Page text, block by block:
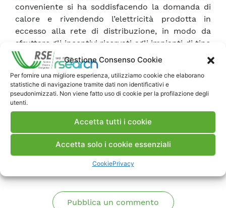
Gestione Consenso Cookie
Per fornire una migliore esperienza, utilizziamo cookie che elaborano
statistiche di navigazione tramite dati non identificativi e
pseudonimizzati. Non viene fatto uso di cookie per la profilazione degli
utenti.
Accetta tutti i cookie
Accetta solo i cookie essenziali
CookiePrivacy
conveniente si ha soddisfacendo la domanda di
calore e rivendendo l’elettricità prodotta in
eccesso alla rete di distribuzione, in modo da
sfruttare gli incentivi riservati agli impianti di tipo
cogenerativo. Anche così comunque un modulo
PEM con le caratteristiche tecniche del P2B
dovrebbe raggiungere un costo vicino ai 1000
€/kW per essere economicamente conveniente.
Scarica Rapporto
Commenti
Pubblica un commento